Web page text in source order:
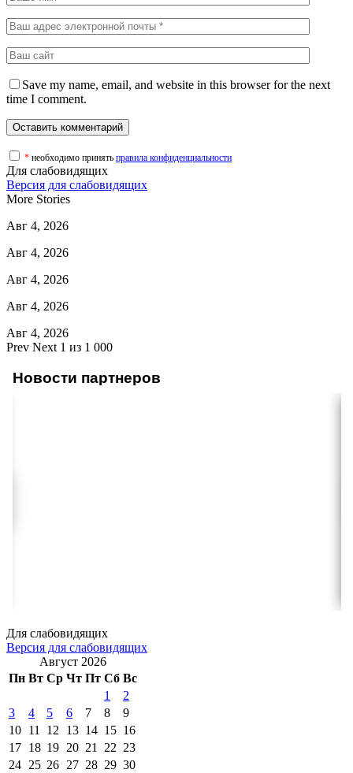
Save my name, email, and website in this browser for the next
time I comment.
* необходимо принять правила конфиденциальности
Для слабовидящих
Версия для слабовидящих
More Stories
Авг 4, 2026
Авг 4, 2026
Авг 4, 2026
Авг 4, 2026
Авг 4, 2026
Prev Next 1 из 1 000
Новости партнеров
Для слабовидящих
Версия для слабовидящих
Август 2026
Пн Вт Ср Чт Пт Сб Вс
1
2
3
4 5 6 7 8
9
10 11 12 13 14 15 16
17 18 19 20 21 22 23
24 25 26 27 28 29 30